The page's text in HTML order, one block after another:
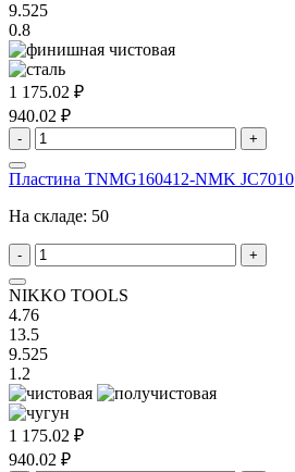
9.525
0.8
1 175.02 ₽
940.02 ₽
- +
Пластина TNMG160412-NMK JC7010
На складе: 50
- +
NIKKO TOOLS
4.76
13.5
9.525
1.2
1 175.02 ₽
940.02 ₽